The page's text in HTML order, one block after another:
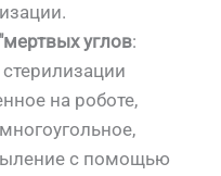
углов:
на роботе,
с помощью